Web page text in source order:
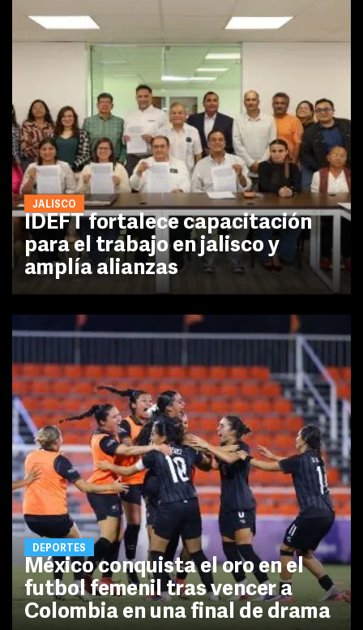
JALISCO
IDEFT fortalece capacitación
para el trabajo en jalisco y
amplía alianzas
DEPORTES
México conquista el oro en el
futbol femenil tras vencer a
Colombia en una final de drama